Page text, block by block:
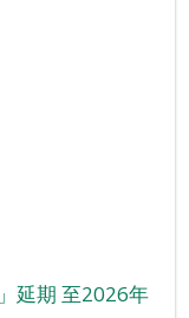
延期 至2026年